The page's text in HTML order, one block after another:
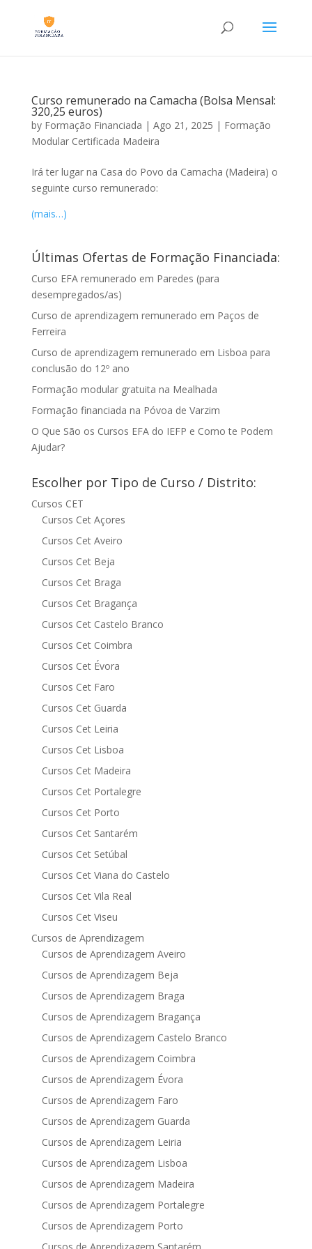
Curso remunerado na Camacha (Bolsa Mensal:
320,25 euros)
by Formação Financiada | Ago 21, 2025 | Formação
Modular Certificada Madeira
Irá ter lugar na Casa do Povo da Camacha (Madeira) o
seguinte curso remunerado:
(mais…)
Últimas Ofertas de Formação Financiada:
Curso EFA remunerado em Paredes (para
desempregados/as)
Curso de aprendizagem remunerado em Paços de
Ferreira
Curso de aprendizagem remunerado em Lisboa para
conclusão do 12º ano
Formação modular gratuita na Mealhada
Formação financiada na Póvoa de Varzim
O Que São os Cursos EFA do IEFP e Como te Podem
Ajudar?
Escolher por Tipo de Curso / Distrito:
Cursos CET
Cursos Cet Açores
Cursos Cet Aveiro
Cursos Cet Beja
Cursos Cet Braga
Cursos Cet Bragança
Cursos Cet Castelo Branco
Cursos Cet Coimbra
Cursos Cet Évora
Cursos Cet Faro
Cursos Cet Guarda
Cursos Cet Leiria
Cursos Cet Lisboa
Cursos Cet Madeira
Cursos Cet Portalegre
Cursos Cet Porto
Cursos Cet Santarém
Cursos Cet Setúbal
Cursos Cet Viana do Castelo
Cursos Cet Vila Real
Cursos Cet Viseu
Cursos de Aprendizagem
Cursos de Aprendizagem Aveiro
Cursos de Aprendizagem Beja
Cursos de Aprendizagem Braga
Cursos de Aprendizagem Bragança
Cursos de Aprendizagem Castelo Branco
Cursos de Aprendizagem Coimbra
Cursos de Aprendizagem Évora
Cursos de Aprendizagem Faro
Cursos de Aprendizagem Guarda
Cursos de Aprendizagem Leiria
Cursos de Aprendizagem Lisboa
Cursos de Aprendizagem Madeira
Cursos de Aprendizagem Portalegre
Cursos de Aprendizagem Porto